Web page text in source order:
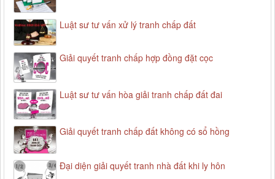
Luật sư tư vấn xử lý tranh chấp đất
Giải quyết tranh chấp hợp đồng đặt cọc
Luật sư tư vấn hòa giải tranh chấp đất đai
Giải quyết tranh chấp đất không có sổ hồng
Đại diện giải quyết tranh nhà đất khi ly hôn